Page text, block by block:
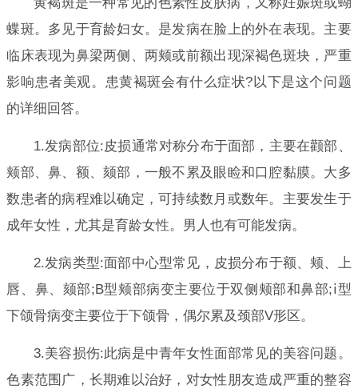
蝶斑。多见于育龄妇女。是发病在脸上的外在表现。主要
临床表现为鼻梁两侧、两颊或前额出现深褐色斑块，严重
影响患者美观。患黄褐斑会有什么症状?以下是这个问题
的详细回答。
1.发病部位:皮损通常对称分布于面部，主要在颧部、
颊部、鼻、额、颏部，一般不累及眼睑和口腔黏膜。大多
数患者的病程难以确定，可持续数月或数年。主要发生于
成年女性，尤其是育龄女性。男人也有可能发病。
2.发病类型:面部中心型常见，皮损分布于额、颊、上
唇、鼻、颏部;B型颊部病变主要位于双侧颊部和鼻部;ⅰ型
下颌骨病变主要位于下颌骨，偶尔累及颈部V形区。
3.美容损伤:此病是中青年女性面部常见的美容问题。
色素范围广，长期难以治好，对女性朋友造成严重的整容